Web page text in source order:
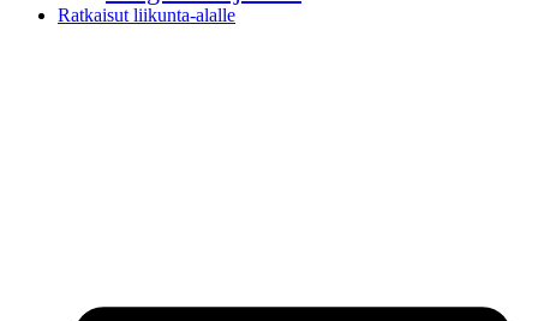
Ratkaisut liikunta-alalle